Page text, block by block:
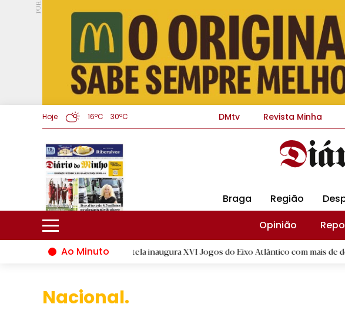
PUB.
Hoje 16ºC 30ºC DMtv Revista Minha
Braga Região
Opinião
Ao Minuto
de Compostela inaugura XVI Jogos do Eixo Atlântico com mais de dois mil atletas
Nacional.